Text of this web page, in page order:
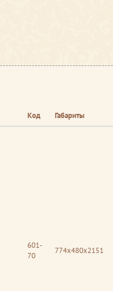
Код Габариты
601-
70
774x480x2151